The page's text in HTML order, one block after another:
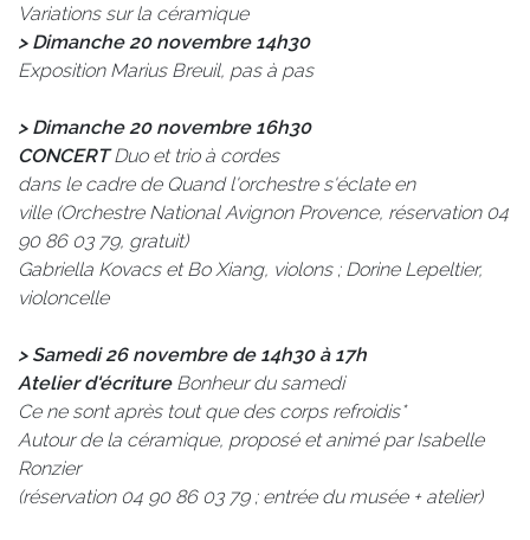
Variations sur la céramique
> Dimanche 20 novembre 14h30
Exposition Marius Breuil, pas à pas
> Dimanche 20 novembre 16h30
CONCERTDuo et trio à cordes
dans le cadre de Quand l'orchestre s'éclate en
ville (Orchestre National Avignon Provence, réservation 04
90 86 03 79, gratuit)
Gabriella Kovacs et Bo Xiang, violons ; Dorine Lepeltier,
violoncelle
> Samedi 26 novembre de 14h30 à 17h
Atelier d'écriture Bonheur du samedi
Ce ne sont après tout que des corps refroidis*
Autour de la céramique, proposé et animé par Isabelle
Ronzier
(réservation 04 90 86 03 79 ; entrée du musée + atelier)